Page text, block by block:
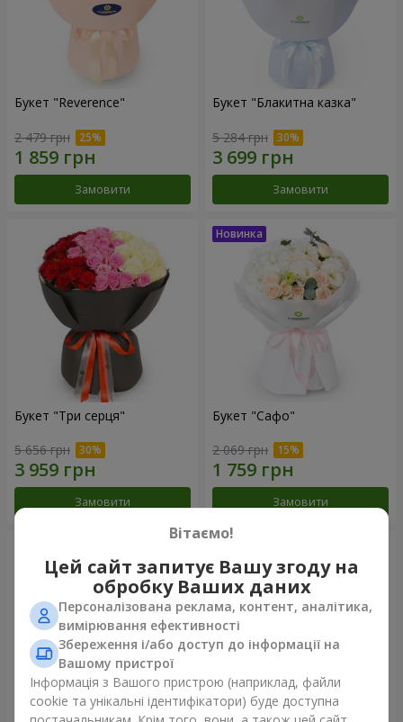
Букет "Reverence"
2 479 грн
Замовити
Букет "Блакитна казка"
5 284 грн
Замовити
Букет "Три серця"
5 656 грн
Замовити
Букет "Сафо"
2 069 грн
Замовити
Вітаємо!
Цей сайт запитує Вашу згоду на
обробку Ваших даних
Персоналізована реклама, контент, аналітика,
вимірювання ефективності
Збереження і/або доступ до інформації на
Вашому пристрої
Інформація з Вашого пристрою (наприклад, файли
cookie та унікальні ідентифікатори) буде доступна